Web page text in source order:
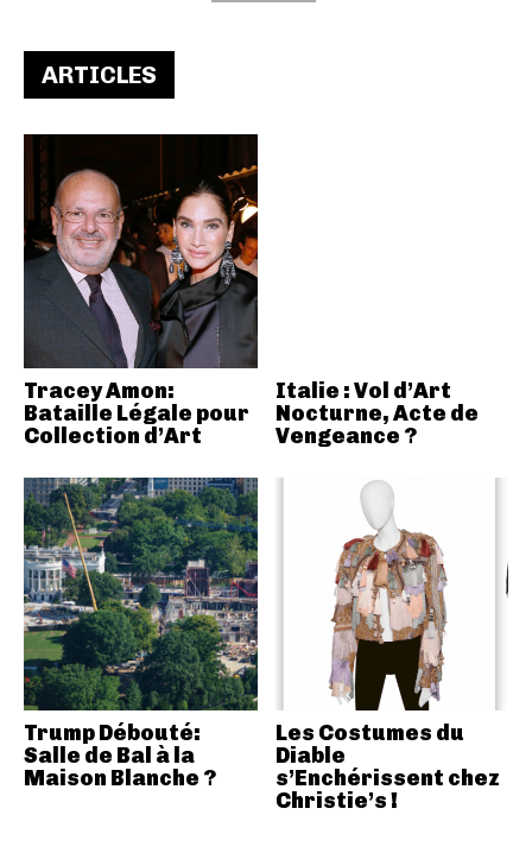
ARTICLES
Tracey Amon:
Bataille Légale pour
Collection d’Art
Italie : Vol d’Art
Nocturne, Acte de
Vengeance ?
Trump Débouté:
Salle de Bal à la
Maison Blanche ?
Les Costumes du
Diable
s’Enchérissent chez
Christie’s !